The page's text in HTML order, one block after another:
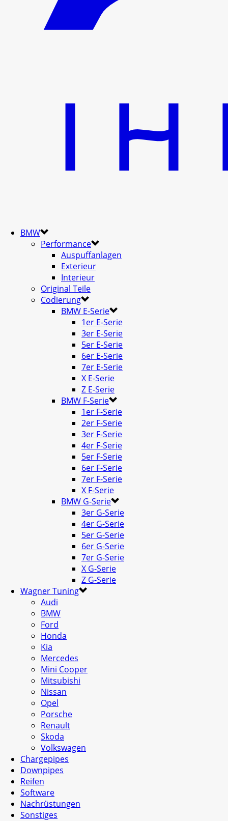
BMW
Performance
Auspuffanlagen
Exterieur
Interieur
Original Teile
Codierung
BMW E-Serie
1er E-Serie
3er E-Serie
5er E-Serie
6er E-Serie
7er E-Serie
X E-Serie
Z E-Serie
BMW F-Serie
1er F-Serie
2er F-Serie
3er F-Serie
4er F-Serie
5er F-Serie
6er F-Serie
7er F-Serie
X F-Serie
BMW G-Serie
3er G-Serie
4er G-Serie
5er G-Serie
6er G-Serie
7er G-Serie
X G-Serie
Z G-Serie
Wagner Tuning
Audi
BMW
Ford
Honda
Kia
Mercedes
Mini Cooper
Mitsubishi
Nissan
Opel
Porsche
Renault
Skoda
Volkswagen
Chargepipes
Downpipes
Reifen
Software
Nachrüstungen
Sonstiges